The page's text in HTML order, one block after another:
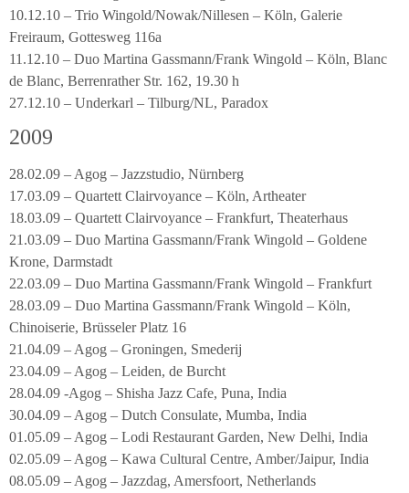
10.12.10 – Trio Wingold/Nowak/Nillesen – Köln, Galerie
Freiraum, Gottesweg 116a
11.12.10 – Duo Martina Gassmann/Frank Wingold – Köln, Blanc
de Blanc, Berrenrather Str. 162, 19.30 h
27.12.10 – Underkarl – Tilburg/NL, Paradox
2009
28.02.09 – Agog – Jazzstudio, Nürnberg
17.03.09 – Quartett Clairvoyance – Köln, Artheater
18.03.09 – Quartett Clairvoyance – Frankfurt, Theaterhaus
21.03.09 – Duo Martina Gassmann/Frank Wingold – Goldene
Krone, Darmstadt
22.03.09 – Duo Martina Gassmann/Frank Wingold – Frankfurt
28.03.09 – Duo Martina Gassmann/Frank Wingold – Köln,
Chinoiserie, Brüsseler Platz 16
21.04.09 – Agog – Groningen, Smederij
23.04.09 – Agog – Leiden, de Burcht
28.04.09 -Agog – Shisha Jazz Cafe, Puna, India
30.04.09 – Agog – Dutch Consulate, Mumba, India
01.05.09 – Agog – Lodi Restaurant Garden, New Delhi, India
02.05.09 – Agog – Kawa Cultural Centre, Amber/Jaipur, India
08.05.09 – Agog – Jazzdag, Amersfoort, Netherlands